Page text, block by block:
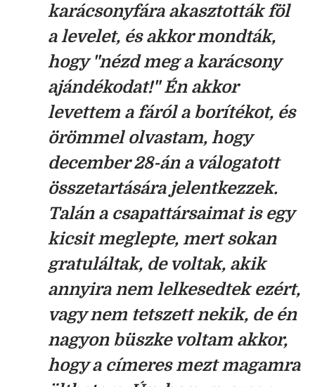
karácsonyfára akasztották föl
a levelet, és akkor mondták,
hogy "nézd meg a karácsony
ajándékodat!" Én akkor
levettem a fáról a borítékot, és
örömmel olvastam, hogy
december 28-án a válogatott
összetartására jelentkezzek.
Talán a csapattársaimat is egy
kicsit meglepte, mert sokan
gratuláltak, de voltak, akik
annyira nem lelkesedtek ezért,
vagy nem tetszett nekik, de én
nagyon büszke voltam akkor,
hogy a címeres mezt magamra